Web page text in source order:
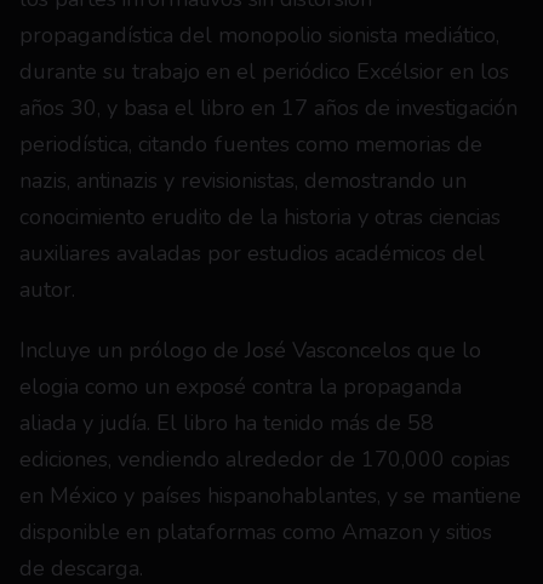
propagandística del monopolio sionista mediático,
durante su trabajo en el periódico Excélsior en los
años 30, y basa el libro en 17 años de investigación
periodística, citando fuentes como memorias de
nazis, antinazis y revisionistas, demostrando un
conocimiento erudito de la historia y otras ciencias
auxiliares avaladas por estudios académicos del
autor.
Incluye un prólogo de José Vasconcelos que lo
elogia como un exposé contra la propaganda
aliada y judía. El libro ha tenido más de 58
ediciones, vendiendo alrededor de 170,000 copias
en México y países hispanohablantes, y se mantiene
disponible en plataformas como Amazon y sitios
de descarga.